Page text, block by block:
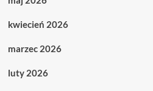
kwiecień 2026
marzec 2026
luty 2026